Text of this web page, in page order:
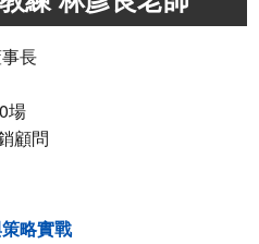
長
場
顧問
略實戰